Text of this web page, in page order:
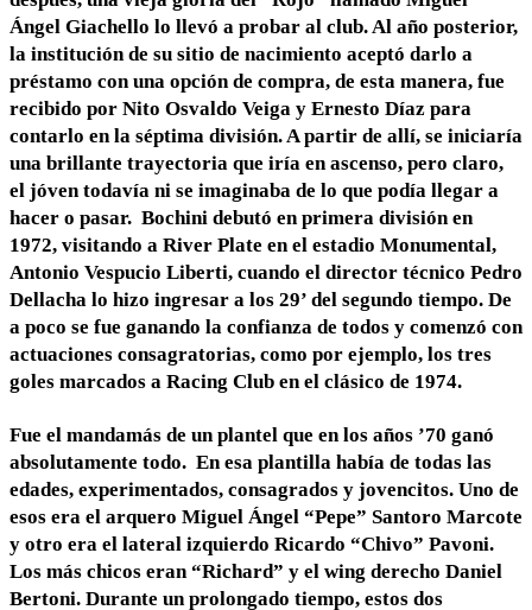
Ángel Giachello lo llevó a probar al club. Al año posterior,
la institución de su sitio de nacimiento aceptó darlo a
préstamo con una opción de compra, de esta manera, fue
recibido por Nito Osvaldo Veiga y Ernesto Díaz para
contarlo en la séptima división. A partir de allí, se iniciaría
una brillante trayectoria que iría en ascenso, pero claro,
el jóven todavía ni se imaginaba de lo que podía llegar a
hacer o pasar. Bochini debutó en primera división en
1972, visitando a River Plate en el estadio Monumental,
Antonio Vespucio Liberti, cuando el director técnico Pedro
Dellacha lo hizo ingresar a los 29’ del segundo tiempo. De
a poco se fue ganando la confianza de todos y comenzó con
actuaciones consagratorias, como por ejemplo, los tres
goles marcados a Racing Club en el clásico de 1974.
Fue el mandamás de un plantel que en los años ’70 ganó
absolutamente todo. En esa plantilla había de todas las
edades, experimentados, consagrados y jovencitos. Uno de
esos era el arquero Miguel Ángel “Pepe” Santoro Marcote
y otro era el lateral izquierdo Ricardo “Chivo” Pavoni.
Los más chicos eran “Richard” y el wing derecho Daniel
Bertoni. Durante un prolongado tiempo, estos dos